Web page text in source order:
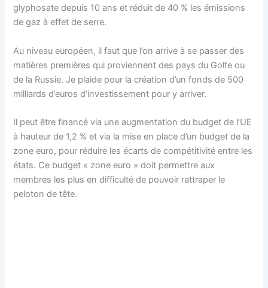
glyphosate depuis 10 ans et réduit de 40 % les émissions
de gaz à effet de serre.
Au niveau européen, il faut que l’on arrive à se passer des
matières premières qui proviennent des pays du Golfe ou
de la Russie. Je plaide pour la création d’un fonds de 500
milliards d’euros d’investissement pour y arriver.
Il peut être financé via une augmentation du budget de l’UE
à hauteur de 1,2 % et via la mise en place d’un budget de la
zone euro, pour réduire les écarts de compétitivité entre les
états. Ce budget « zone euro » doit permettre aux
membres les plus en difficulté de pouvoir rattraper le
peloton de tête.